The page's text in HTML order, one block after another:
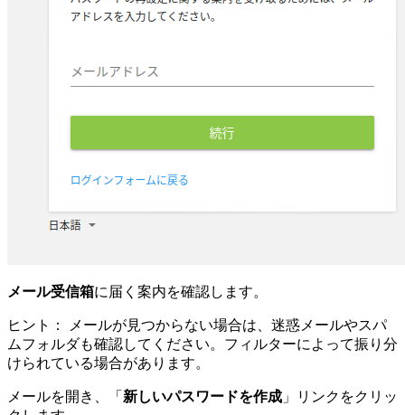
メール受信箱に届く案内を確認します。
ヒント： メールが見つからない場合は、迷惑メールやスパ
ムフォルダも確認してください。フィルターによって振り分
けられている場合があります。
メールを開き、「 新しいパスワードを作成 」リンクをクリッ